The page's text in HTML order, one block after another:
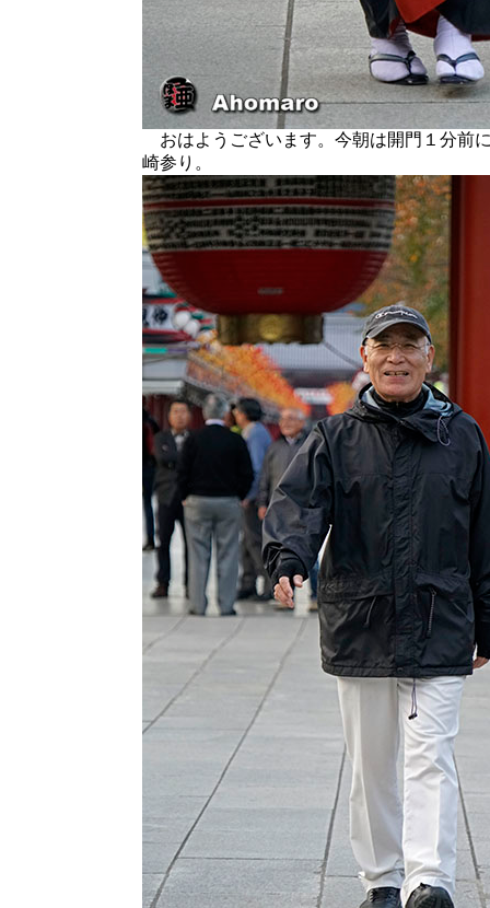
おはようございます。今朝は開門１分前
崎参り。